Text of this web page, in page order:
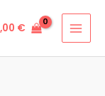
€